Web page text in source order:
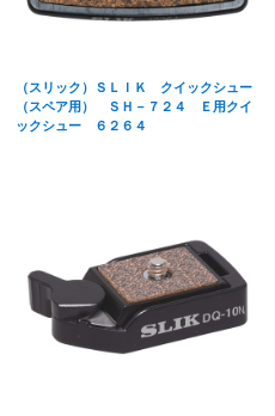
（スリック）ＳＬＩＫ クイックシュー
（スペア用） ＳＨ－７２４ Ｅ用クイ
ックシュー ６２６４